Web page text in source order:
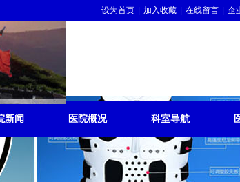
新闻 医院概况 科室导航
设为首页 加入收藏 在线留言 企